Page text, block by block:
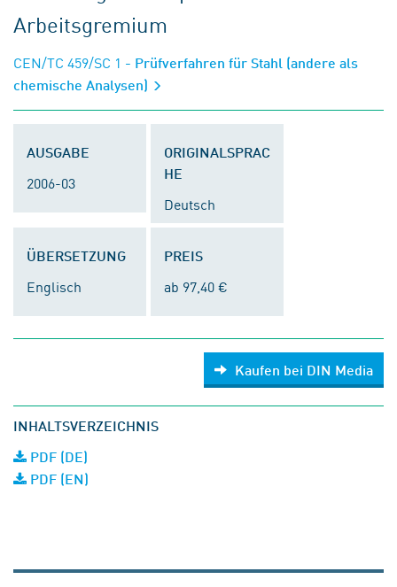
Arbeitsgremium
CEN/TC 459/SC 1 - Prüfverfahren für Stahl (andere als
chemische Analysen)
AUSGABE
2006-03
ORIGINALSPRAC
HE
Deutsch
ÜBERSETZUNG
Englisch
PREIS
ab 97,40 €
Kaufen bei DIN Media
INHALTSVERZEICHNIS
PDF (DE)
PDF (EN)